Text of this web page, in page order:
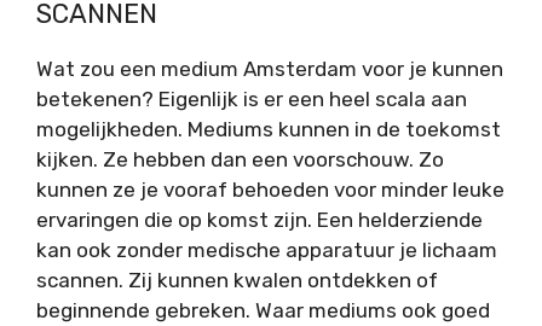
SCANNEN
Wat zou een medium Amsterdam voor je kunnen
betekenen? Eigenlijk is er een heel scala aan
mogelijkheden. Mediums kunnen in de toekomst
kijken. Ze hebben dan een voorschouw. Zo
kunnen ze je vooraf behoeden voor minder leuke
ervaringen die op komst zijn. Een helderziende
kan ook zonder medische apparatuur je lichaam
scannen. Zij kunnen kwalen ontdekken of
beginnende gebreken. Waar mediums ook goed